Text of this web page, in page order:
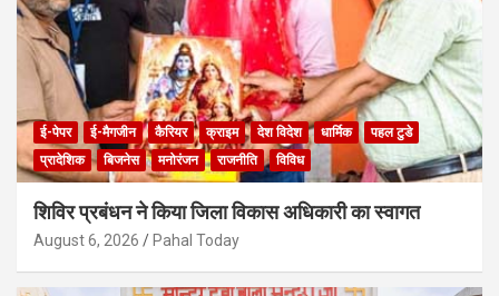
ई-पेपर ई-मैगजीन कैरियर क्राइम देश विदेश धार्मिक
पहल टुडे
प्रादेशिक
बिजनेस मनोरंजन राजनीति विविध
शिविर प्रबंधन ने किया जिला विकास अधिकारी का स्वागत
August 6, 2026 Pahal Today